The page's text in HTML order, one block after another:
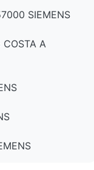
SIEMENS
COSTA A